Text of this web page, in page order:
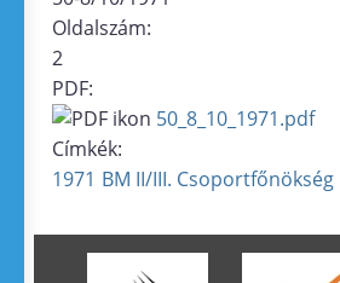
Oldalszám:
2
PDF:
50_8_10_1971.pdf
Címkék:
1971 BM II/III. Csoportfőnökség